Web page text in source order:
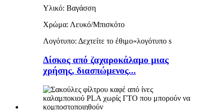
Υλικό: Βαγάσση
Χρώμα: Λευκό/Μπισκότο
Λογότυπο: Δεχτείτε το έθιμο«λογότυπο s
Δίσκος από ζαχαροκάλαμο μιας
χρήσης, διασπώμενος...